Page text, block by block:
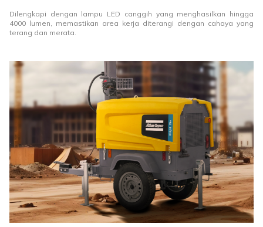
Dilengkapi dengan lampu LED canggih yang menghasilkan hingga
4000 lumen, memastikan area kerja diterangi dengan cahaya yang
terang dan merata.